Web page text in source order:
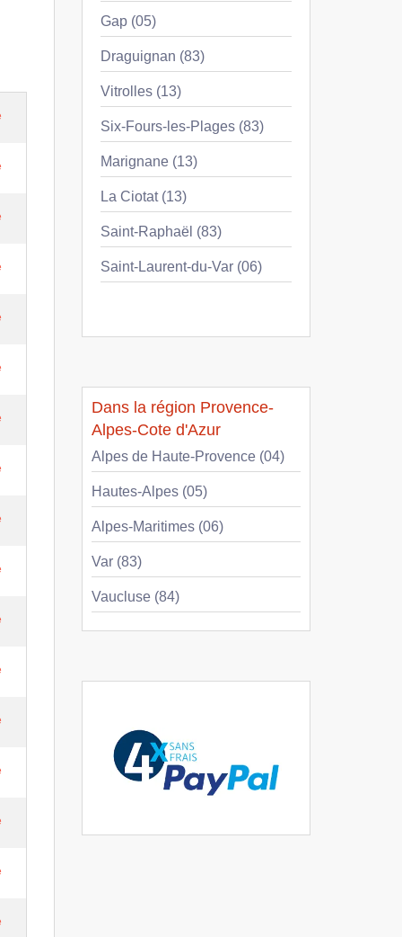
Gap (05)
Draguignan (83)
Vitrolles (13)
Six-Fours-les-Plages (83)
Marignane (13)
La Ciotat (13)
Saint-Raphaël (83)
Saint-Laurent-du-Var (06)
Dans la région Provence-
Alpes-Cote d'Azur
Alpes de Haute-Provence (04)
Hautes-Alpes (05)
Alpes-Maritimes (06)
Var (83)
Vaucluse (84)